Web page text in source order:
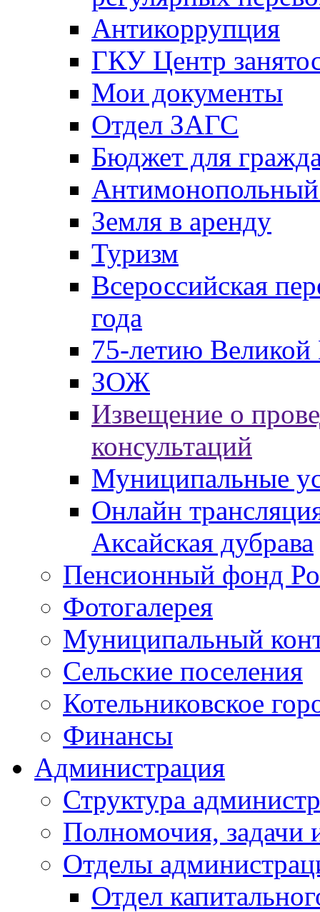
Антикоррупция
ГКУ Центр
Мои документы
Отдел ЗАГС
Бюджет для
Антимонопольный
Земля в аренду
Туризм
Всероссийская
года
75-летию
ЗОЖ
Извещение о
консультаций
Муниципальные
Онлайн
Аксайская дубрава
Пенсионный фонд
Фотогалерея
Муниципальный
Сельские поселения
Котельниковское
Финансы
Администрация
Структура
Полномочия, задачи
Отделы
Отдел